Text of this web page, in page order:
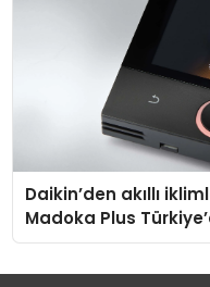
Daikin’den akıllı
Madoka Plus